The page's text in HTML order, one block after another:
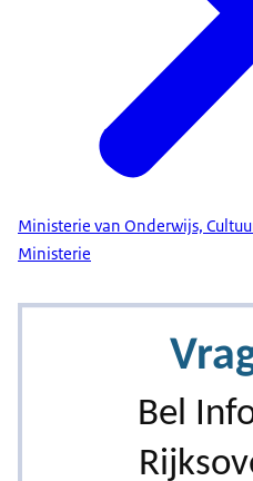
Ministerie van Onderwijs,
Ministerie